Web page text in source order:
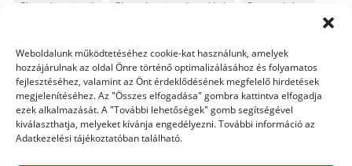
Weboldalunk működtetéséhez cookie-kat használunk, amelyek
hozzájárulnak az oldal Önre történő optimalizálásához és folyamatos
fejlesztéséhez, valamint az Önt érdeklődésének megfelelő hirdetések
megjelenítéséhez. Az "Összes elfogadása" gombra kattintva elfogadja
ezek alkalmazását. A "További lehetőségek" gomb segítségével
kiválaszthatja, melyeket kívánja engedélyezni. További információ az
Adatkezelési tájékoztatóban található.
Photoshop tippek Photoshop tippek, trükkök Postworkshop
szövegszerkesztés template text Topaz trükkök
videó vintage